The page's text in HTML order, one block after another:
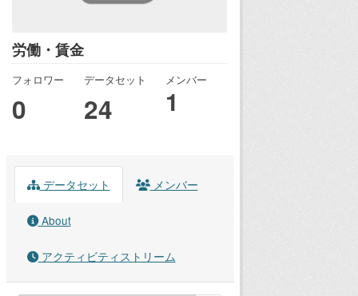
労働・賃金
フォロワー
0
データセット
24
メンバー
1
データセット メンバー
About
アクティビティストリーム